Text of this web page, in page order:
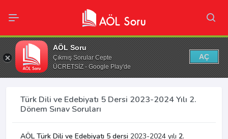
AÖL Soru
Çıkmış Sorular Cepte
ÜCRETSİZ - Google Play'de
AÇ
Türk Dili ve Edebiyatı 5 Dersi 2023-2024 Yılı 2.
Dönem Sınav Soruları
AÖL Türk Dili ve Edebiyatı 5 dersi 2023-2024 yılı 2.